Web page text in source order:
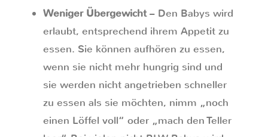
Weniger Übergewicht– Den Babys wird
erlaubt, entsprechend ihrem Appetit zu
essen. Sie können aufhören zu essen,
wenn sie nicht mehr hungrig sind und
sie werden nicht angetrieben schneller
zu essen als sie möchten, nimm „noch
einen Löffel voll“ oder „mach den Teller